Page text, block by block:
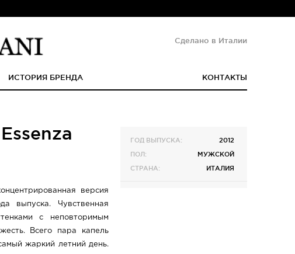
Сделано в Италии
ИСТОРИЯ БРЕНДА КОНТАКТЫ
версия
выпуска. Чувственная
с неповторимым
Всего пара капель
жаркий летний день.
ГОД ВЫПУСКА:
2012
ПОЛ:
МУЖСКОЙ
СТРАНА:
ИТАЛИЯ